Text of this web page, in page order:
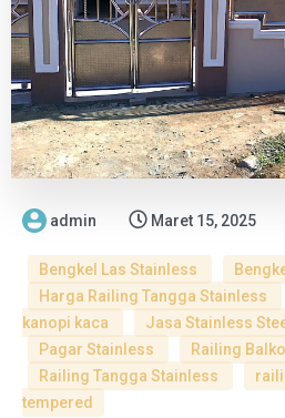
admin Maret 15, 2025
Bengkel Las Stainless
Harga Railing Tangga Stainless
kanopi kaca
Jasa Stainless
Pagar Stainless
Railing
Railing Tangga Stainless
tempered